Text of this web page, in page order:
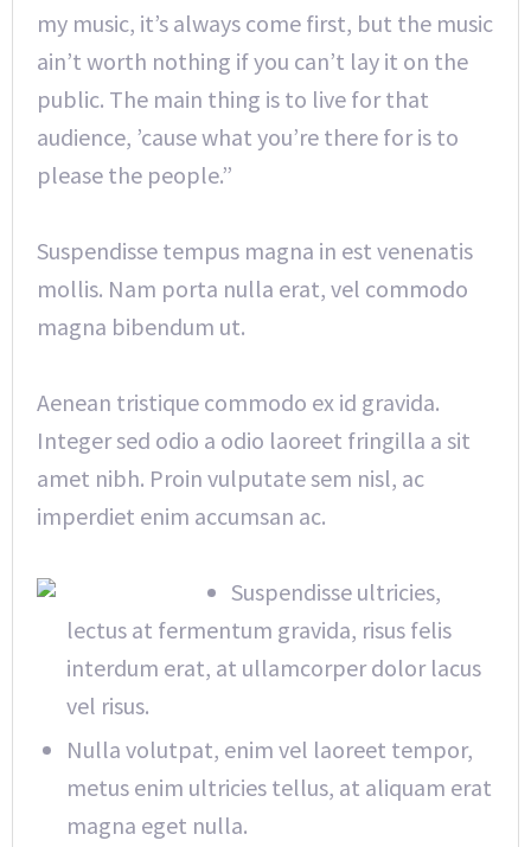
my music, it’s always come first, but the music
ain’t worth nothing if you can’t lay it on the
public. The main thing is to live for that
audience, ’cause what you’re there for is to
please the people.”
Suspendisse tempus magna in est venenatis
mollis. Nam porta nulla erat, vel commodo
magna bibendum ut.
Aenean tristique commodo ex id gravida.
Integer sed odio a odio laoreet fringilla a sit
amet nibh. Proin vulputate sem nisl, ac
imperdiet enim accumsan ac.
Suspendisse ultricies,
lectus at fermentum gravida, risus felis
interdum erat, at ullamcorper dolor lacus
vel risus.
Nulla volutpat, enim vel laoreet tempor,
metus enim ultricies tellus, at aliquam erat
magna eget nulla.